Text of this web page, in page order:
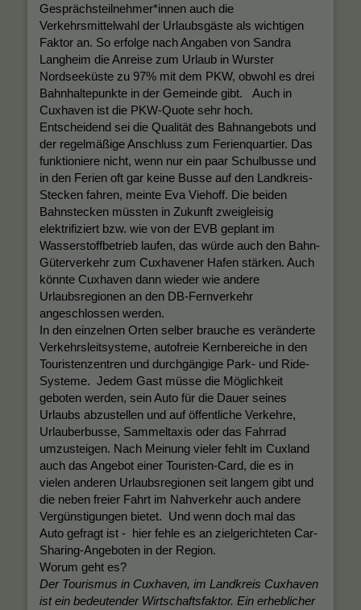
Gesprächsteilnehmer*innen auch die
Verkehrsmittelwahl der Urlaubsgäste als wichtigen
Faktor an. So erfolge nach Angaben von Sandra
Langheim die Anreise zum Urlaub in Wurster
Nordseeküste zu 97% mit dem PKW, obwohl es drei
Bahnhaltepunkte in der Gemeinde gibt. Auch in
Cuxhaven ist die PKW-Quote sehr hoch.
Entscheidend sei die Qualität des Bahnangebots und
der regelmäßige Anschluss zum Ferienquartier. Das
funktioniere nicht, wenn nur ein paar Schulbusse und
in den Ferien oft gar keine Busse auf den Landkreis-
Stecken fahren, meinte Eva Viehoff. Die beiden
Bahnstecken müssten in Zukunft zweigleisig
elektrifiziert bzw. wie von der EVB geplant im
Wasserstoffbetrieb laufen, das würde auch den Bahn-
Güterverkehr zum Cuxhavener Hafen stärken. Auch
könnte Cuxhaven dann wieder wie andere
Urlaubsregionen an den DB-Fernverkehr
angeschlossen werden.
In den einzelnen Orten selber brauche es veränderte
Verkehrsleitsysteme, autofreie Kernbereiche in den
Touristenzentren und durchgängige Park- und Ride-
Systeme. Jedem Gast müsse die Möglichkeit
geboten werden, sein Auto für die Dauer seines
Urlaubs abzustellen und auf öffentliche Verkehre,
Urlauberbusse, Sammeltaxis oder das Fahrrad
umzusteigen. Nach Meinung vieler fehlt im Cuxland
auch das Angebot einer Touristen-Card, die es in
vielen anderen Urlaubsregionen seit langem gibt und
die neben freier Fahrt im Nahverkehr auch andere
Vergünstigungen bietet. Und wenn doch mal das
Auto gefragt ist - hier fehle es an zielgerichteten Car-
Sharing-Angeboten in der Region.
Worum geht es?
Der Tourismus in Cuxhaven, im Landkreis Cuxhaven
ist ein bedeutender Wirtschaftsfaktor. Ein erheblicher